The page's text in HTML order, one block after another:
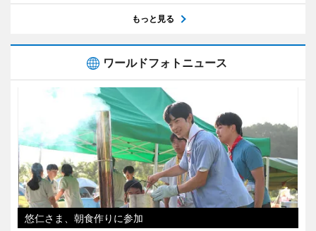
もっと見る
ワールドフォトニュース
悠仁さま、朝食作りに参加